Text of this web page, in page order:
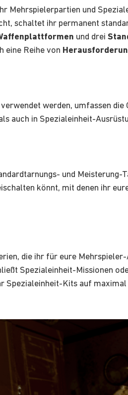
Mehrspielerpartien und
schaltet ihr permanent
und drei
eine Reihe von
werden, umfassen
auch in Spezialeinheit-
und
könnt, mit denen ihr
die ihr für eure
Spezialeinheit-Missionen
Spezialeinheit-Kits auf